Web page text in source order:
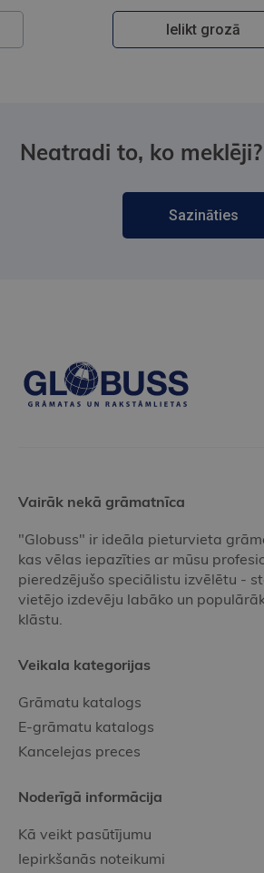
Ielikt grozā
Neatradi to, ko
Sazināties
Vairāk nekā grāmatnīca
"Globuss" ir ideāla pieturvieta
kas vēlas iepazīties ar mūsu
pieredzējušo speciālistu izvēlētu -
vietējo izdevēju labāko un
klāstu.
Veikala kategorijas
Grāmatu katalogs
E-grāmatu katalogs
Kancelejas preces
Noderīgā informācija
Kā veikt pasūtījumu
Iepirkšanās noteikumi